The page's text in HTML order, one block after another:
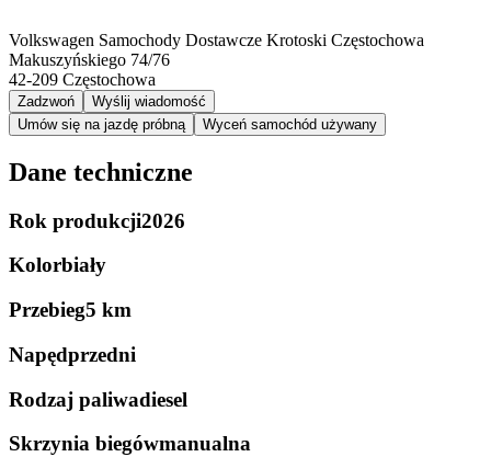
Volkswagen Samochody Dostawcze Krotoski Częstochowa
Makuszyńskiego 74/76
42-209 Częstochowa
Zadzwoń
Wyślij wiadomość
Umów się na jazdę próbną
Wyceń samochód używany
Dane techniczne
Rok produkcji2026
Kolorbiały
Przebieg5 km
Napędprzedni
Rodzaj paliwadiesel
Skrzynia biegówmanualna